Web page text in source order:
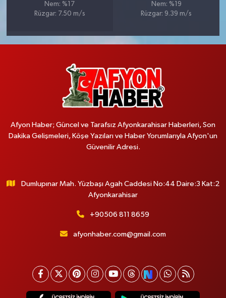
Nem: %17
Rüzgar: 7.50 m/s
Nem: %19
Rüzgar: 9.39 m/s
Afyon Haber; Güncel ve Tarafsız Afyonkarahisar Haberleri, Son
Dakika Gelişmeleri, Köşe Yazıları ve Haber Yorumlarıyla Afyon'un
Güvenilir Adresi.
Dumlupınar Mah. Yüzbaşı Agah Caddesi No:44 Daire:3 Kat:2
Afyonkarahisar
+90506 811 8659
afyonhaber.com@gmail.com